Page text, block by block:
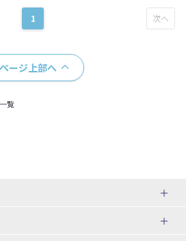
1
ページ上部へ
覧